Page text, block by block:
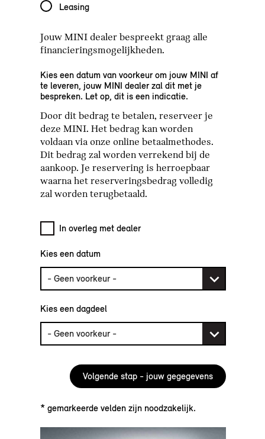
Leasing
Jouw MINI dealer bespreekt graag alle
financieringsmogelijkheden.
Kies een datum van voorkeur om jouw MINI af
te leveren, jouw MINI dealer zal dit met je
bespreken. Let op, dit is een indicatie.
Door dit bedrag te betalen, reserveer je
deze MINI. Het bedrag kan worden
voldaan via onze online betaalmethodes.
Dit bedrag zal worden verrekend bij de
aankoop. Je reservering is herroepbaar
waarna het reserveringsbedrag volledig
zal worden terugbetaald.
In overleg met dealer
Kies een datum
Kies een dagdeel
* gemarkeerde velden zijn noodzakelijk.